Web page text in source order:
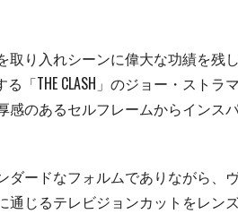
取り入れシーンに偉大な功績を残
「THE CLASH」のジョー・ストラ
感のあるセルフレームからインス
ダードなフォルムでありながら、
通じるテレビジョンカットをレン